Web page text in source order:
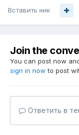
Вставить ник
Join the
You can post now
sign in now to post
Ответить в